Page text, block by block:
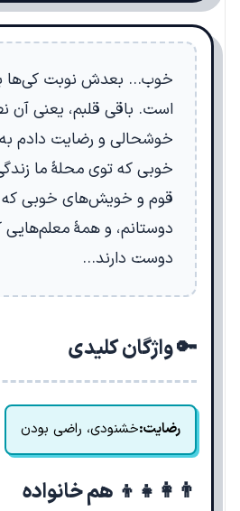
خوب… بعدش نوبت کی‌ها
است. باقی قلبم، یعنی آن
خوشحالی و رضایت دادم
خوبی که توی محلۀ ما
قوم و خویش‌های خوبی که
دوستانم، و همۀ معلم‌هایی
دوست دارند…
🔑 واژگان کلیدی
رضایت:خشنودی، راضی بودن
👨‍👩‍👧‍👦 هم خانواده